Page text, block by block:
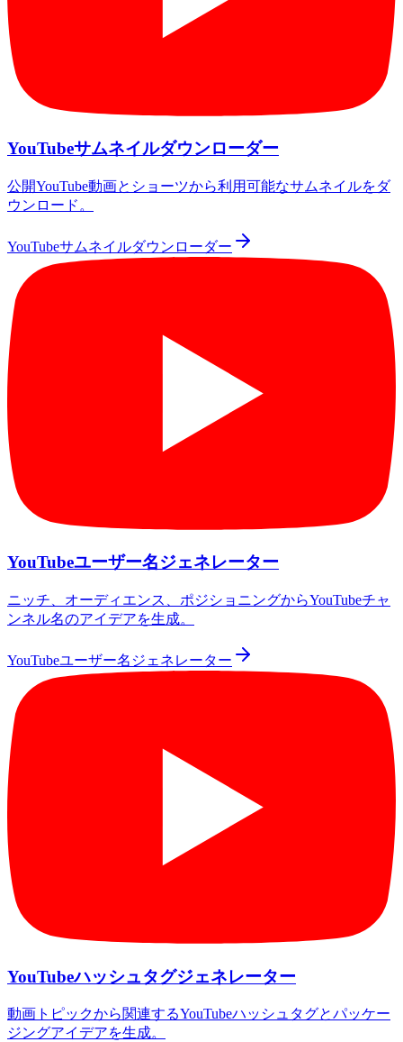
YouTubeサムネイルダウンローダー
公開YouTube動画とショーツから利用可能なサムネイルをダ
ウンロード。
YouTubeサムネイルダウンローダー
YouTubeユーザー名ジェネレーター
ニッチ、オーディエンス、ポジショニングからYouTubeチャ
ンネル名のアイデアを生成。
YouTubeユーザー名ジェネレーター
YouTubeハッシュタグジェネレーター
動画トピックから関連するYouTubeハッシュタグとパッケー
ジングアイデアを生成。